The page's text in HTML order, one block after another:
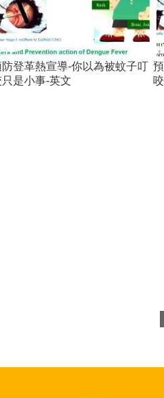
防登革熱宣導-你以為被蚊子叮
只是小事-英文